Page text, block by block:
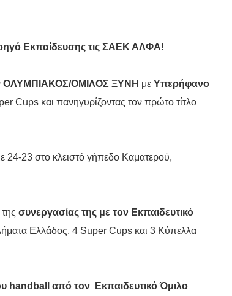
Εκπαίδευσης τις ΣΑΕΚ ΑΛΦΑ!
ΟΛΥΜΠΙΑΚΟΣ/ΟΜΙΛΟΣ ΞΥΝΗ με Υπερήφανο
Cups και πανηγυρίζοντας τον πρώτο τίτλο
24-23 στο κλειστό γήπεδο Καματερού,
συνεργασίας της με τον Εκπαιδευτικό
Ελλάδος, 4 Super Cups και 3 Κύπελλα
handball
από τον Εκπαιδευτικό Όμιλο